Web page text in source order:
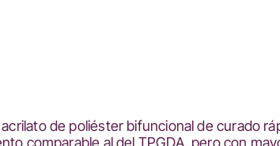
de poliéster bifuncional de curado
comparable al del TPGDA, pero con